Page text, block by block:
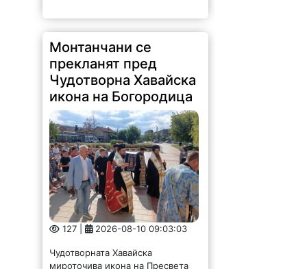
127 | 2026-08-10 09:03:03
Чудотворната Хавайска
мироточива икона на Пресвета
Богородица пристигна вчера
след обяд в Монтана. Видинският
митрополит Пахомий я показа на
миряните дошли да я съпроводят
до храм „Свети Дух“. „Хората да...